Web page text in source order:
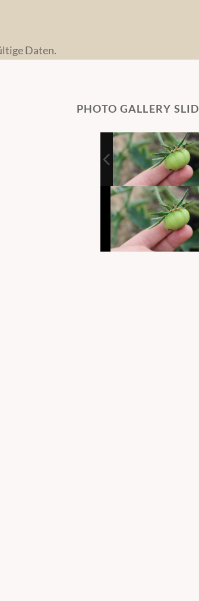
Daten.
PHOTO GALLERY